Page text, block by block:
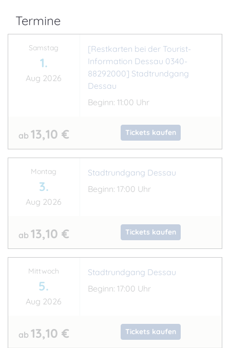
Termine
Samstag
1.
Aug 2026
[Restkarten bei der Tourist-
Information Dessau 0340-
88292000] Stadtrundgang
Dessau
Beginn: 11:00 Uhr
ab 13,10 € Tickets kaufen
Montag
3.
Aug 2026
Stadtrundgang Dessau
Beginn: 17:00 Uhr
ab 13,10 € Tickets kaufen
Mittwoch
5.
Aug 2026
Stadtrundgang Dessau
Beginn: 17:00 Uhr
ab 13,10 € Tickets kaufen